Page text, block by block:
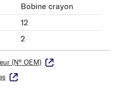
Bobine crayon
12
2
(N° OEM)